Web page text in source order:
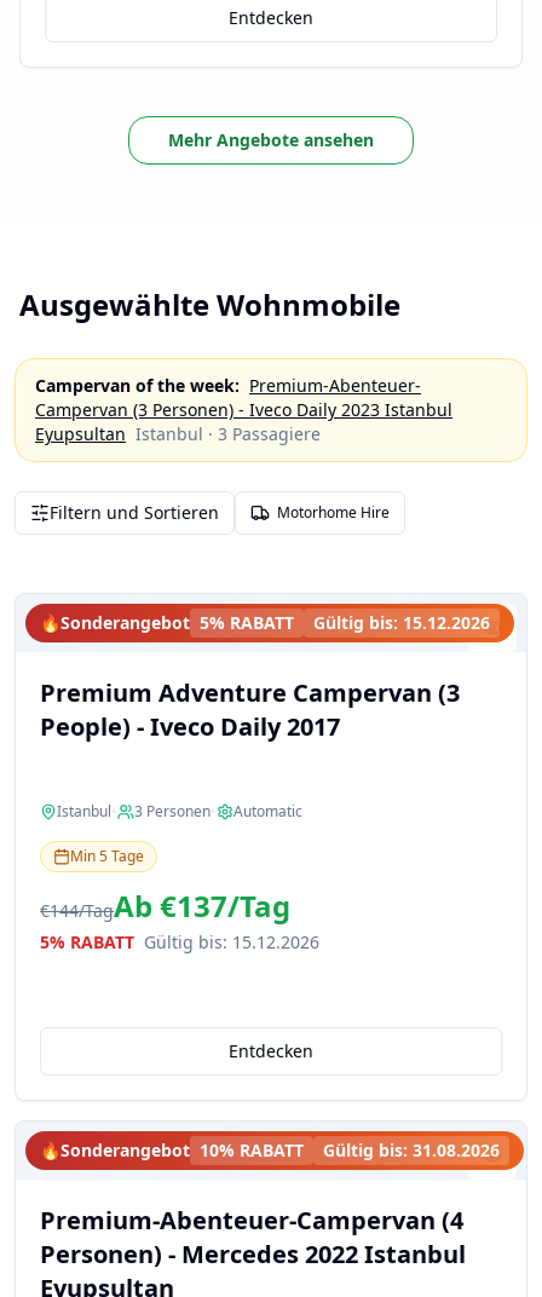
Entdecken
Mehr Angebote ansehen
Ausgewählte Wohnmobile
Campervan of the week: Premium-Abenteuer-
Campervan (3 Personen) - Iveco Daily 2023 Istanbul
Eyupsultan Istanbul · 3 Passagiere
Filtern und Sortieren Motorhome Hire
🔥Sonderangebot 5% RABATT Gültig bis: 15.12.2026
Premium Adventure Campervan (3
People) - Iveco Daily 2017
Istanbul• 3 Personen• Automatic
Min5Tage
€144/TagAb €137/Tag
5% RABATT Gültig bis: 15.12.2026
Entdecken
🔥Sonderangebot 10% RABATT Gültig bis: 31.08.2026
Premium-Abenteuer-Campervan (4
Personen) - Mercedes 2022 Istanbul
Eyupsultan